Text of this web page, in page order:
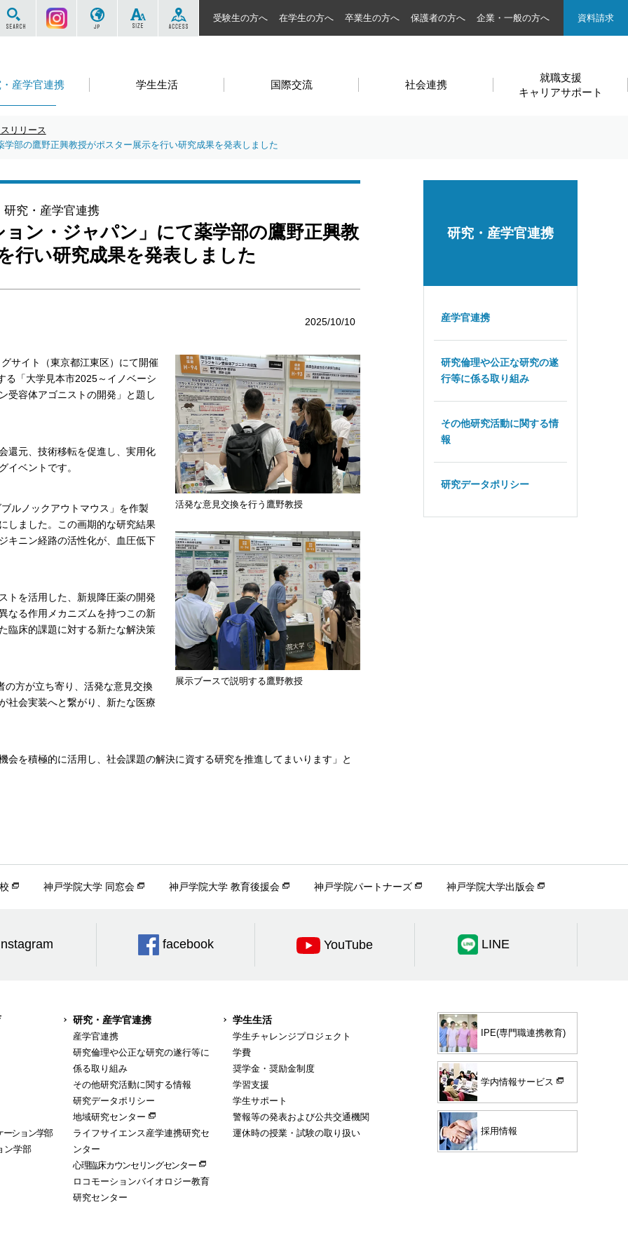
産学官連携 学生生活 国際交流 社会連携
就職支援
キャリアサポート
サイト内を検索する
Instagram SIZE
受験生の方へ 在学生の方へ 卒業生の方へ 保護者の方へ 企業・一般の方へ 資料請求
リリース
部の鷹野正興教授がポスター展示を行い研究成果を発表しました
研究・産学官連携
ン・ジャパン」にて薬学部の鷹野正興教
行い研究成果を発表しました
2025/10/10
活発な意見交換を行う鷹野教授
展示ブースで説明する鷹野教授
サイト（東京都江東区）にて開催
る「大学見本市2025～イノベーシ
受容体アゴニストの開発」と題し
還元、技術移転を促進し、実用化
イベントです。
ルノックアウトマウス」を作製
しました。この画期的な研究結果
キニン経路の活性化が、血圧低下
トを活用した、新規降圧薬の開発
なる作用メカニズムを持つこの新
臨床的課題に対する新たな解決策
の方が立ち寄り、活発な意見交換
社会実装へと繋がり、新たな医療
を積極的に活用し、社会課題の解決に資する研究を推進してまいります」と
研究・産学官連携
産学官連携
研究倫理や公正な研究の遂
行等に係る取り組み
その他研究活動に関する情
報
研究データポリシー
神戸学院大学 同窓会 神戸学院大学 教育後援会 神戸学院パートナーズ 神戸学院大学出版会
facebook YouTube LINE
ーション学部
ン学部
研究・産学官連携
産学官連携
研究倫理や公正な研究の遂行等に
係る取り組み
その他研究活動に関する情報
研究データポリシー
地域研究センター
ライフサイエンス産学連携研究セ
ンター
心理臨床カウンセリングセンター
ロコモーションバイオロジー教育
研究センター
学生生活
学生チャレンジプロジェクト
学費
奨学金・奨励金制度
学習支援
学生サポート
警報等の発表および公共交通機関
運休時の授業・試験の取り扱い
IPE(専門職連携教育)
学内情報サービス
採用情報